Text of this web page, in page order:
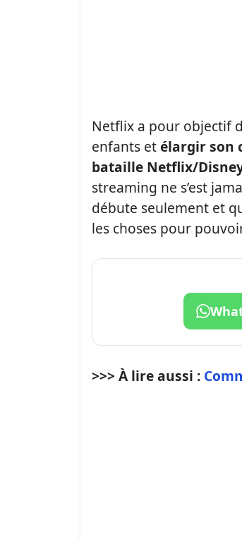
Netflix a pour objectif
enfants etélargir son
bataille Netflix/
streaming ne s’est
débute seulement et
les choses pour
>>> À lire aussi :